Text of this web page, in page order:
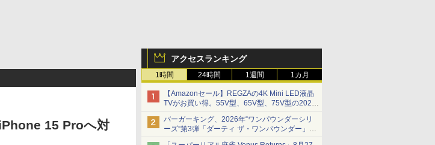
アクセスランキング
1時間 24時間 1週間 1カ月
【Amazonセール】REGZAの4K Mini LED液晶
TVがお買い得。55V型、65V型、75V型の2026
年モデルがラインナップ
バーガーキング、2026年“ワンパウンダーシリ
ーズ”第3弾「ダーティ ザ・ワンパウンダー」を
8月7日発売
15 Proへ対